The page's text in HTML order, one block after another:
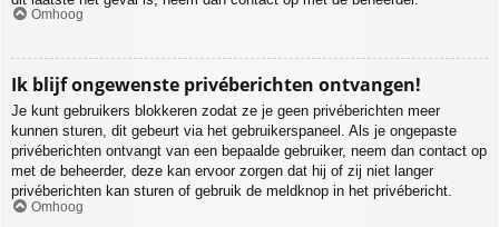
Omhoog
Ik blijf ongewenste privéberichten ontvangen!
Je kunt gebruikers blokkeren zodat ze je geen privéberichten meer
kunnen sturen, dit gebeurt via het gebruikerspaneel. Als je ongepaste
privéberichten ontvangt van een bepaalde gebruiker, neem dan contact op
met de beheerder, deze kan ervoor zorgen dat hij of zij niet langer
privéberichten kan sturen of gebruik de meldknop in het privébericht.
Omhoog